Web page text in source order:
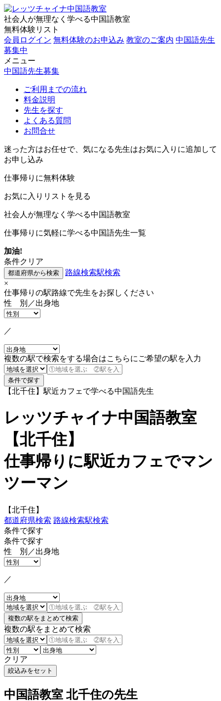
社会人が無理なく学べる中国語教室
無料体験リスト
会員ログイン 無料体験のお申込み 教室のご案内 中国語先生
募集中
メニュー
中国語先生募集
ご利用までの流れ
料金説明
先生を探す
よくある質問
お問合せ
迷った方はお任せで、気になる先生はお気に入りに追加して
お申し込み
仕事帰りに無料体験
お気に入りリストを見る
社会人が無理なく学べる中国語教室
仕事帰りに気軽に学べる中国語先生一覧
加油!
条件クリア
路線検索駅検索
×
仕事帰りの駅路線で先生をお探しください
性 別／出身地
／
複数の駅で検索をする場合はこちらにご希望の駅を入力
【北千住】駅近カフェで学べる中国語先生
レッツチャイナ中国語教室
【北千住】
仕事帰りに駅近カフェでマン
ツーマン
【北千住】
都道府県検索 路線検索駅検索
条件で探す
条件で探す
性 別／出身地
／
複数の駅をまとめて検索
クリア
中国語教室 北千住の先生